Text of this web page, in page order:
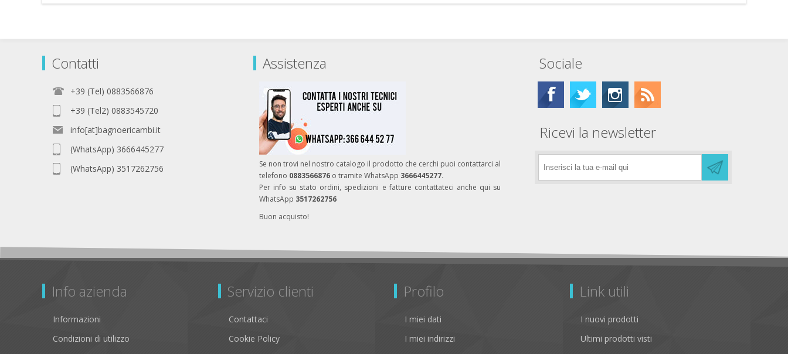
Contatti
+39 (Tel) 0883566876
+39 (Tel2) 0883545720
info[at]bagnoericambi.it
(WhatsApp) 3666445277
(WhatsApp) 3517262756
Assistenza
Se non trovi nel nostro catalogo il prodotto che cerchi puoi contattarci al
telefono 0883566876 o tramite WhatsApp 3666445277.
Per info su stato ordini, spedizioni e fatture contattateci anche qui su
WhatsApp 3517262756
Buon acquisto!
Sociale
Ricevi la newsletter
Info azienda
Informazioni
Condizioni di utilizzo
Servizio clienti
Contattaci
Cookie Policy
Profilo
I miei dati
I miei indirizzi
Link utili
I nuovi prodotti
Ultimi prodotti visti